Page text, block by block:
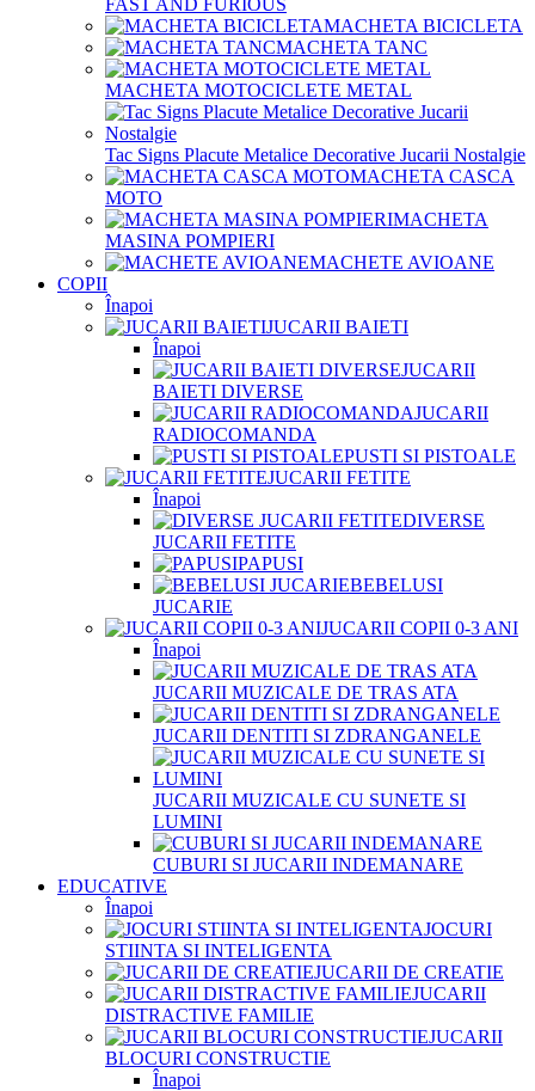
MACHETA BICICLETA
MACHETA TANC
MACHETA MOTOCICLETE METAL
Tac Signs Placute Metalice Decorative Jucarii Nostalgie
MACHETA CASCA
MOTO
MACHETA
MASINA POMPIERI
MACHETE AVIOANE
COPII
Înapoi
JUCARII BAIETI
Înapoi
JUCARII
BAIETI DIVERSE
JUCARII
RADIOCOMANDA
PUSTI SI PISTOALE
JUCARII FETITE
Înapoi
DIVERSE
JUCARII FETITE
PAPUSI
BEBELUSI
JUCARIE
JUCARII COPII 0-3 ANI
Înapoi
JUCARII MUZICALE DE TRAS ATA
JUCARII DENTITI SI ZDRANGANELE
JUCARII MUZICALE CU SUNETE SI
LUMINI
CUBURI SI JUCARII INDEMANARE
EDUCATIVE
Înapoi
JOCURI
STIINTA SI INTELIGENTA
JUCARII DE CREATIE
JUCARII
DISTRACTIVE FAMILIE
JUCARII
BLOCURI CONSTRUCTIE
Înapoi